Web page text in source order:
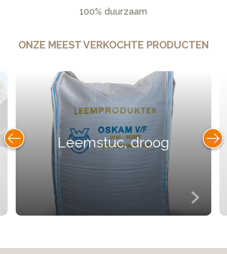
100% duurzaam
ONZE MEEST VERKOCHTE PRODUCTEN
Leemstuc, droog